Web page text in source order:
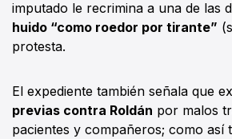
imputado le recrimina a una de las
huido “como roedor por tirante”
protesta.
El expediente también señala que
previas contra Roldán por malos
pacientes y compañeros; como así